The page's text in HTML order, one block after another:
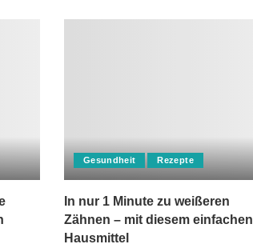
Gesundheit Rezepte
In nur 1 Minute zu weißeren
Zähnen – mit diesem einfachen
Hausmittel